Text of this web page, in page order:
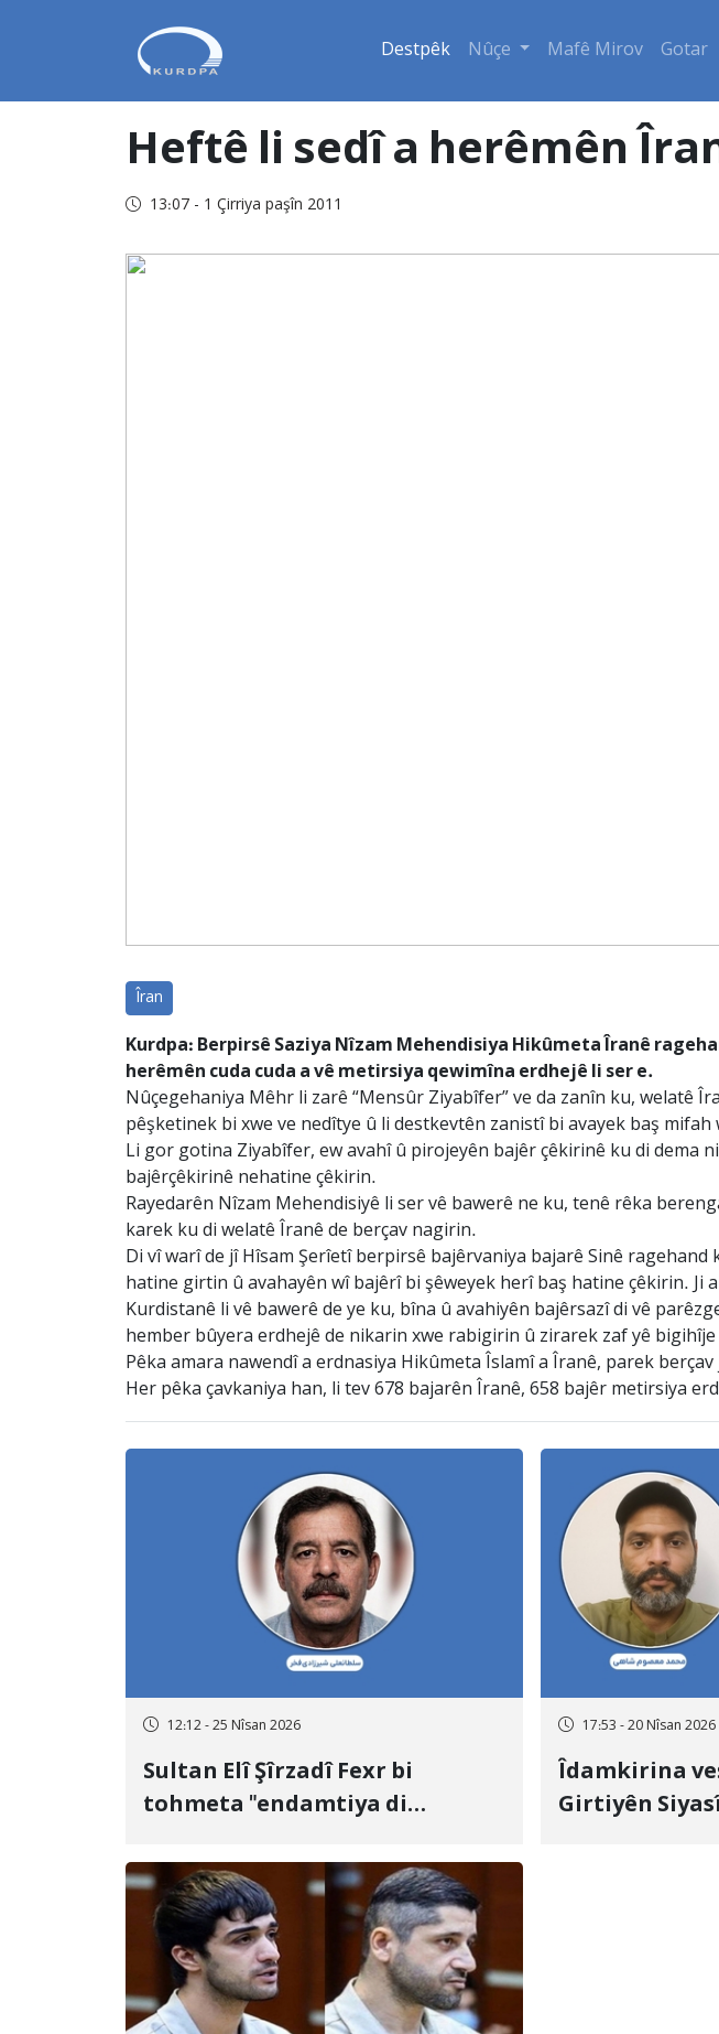
Destpêk Nûçe Mafê Mirov Gotar
Heftê li sedî a herêmên
13:07 - 1 Çirriya paşîn 2011
Îran
Kurdpa: Berpirsê Saziya Nîzam Mehendisiya Hikûmeta Îranê
herêmên cuda cuda a vê metirsiya qewimîna erdhejê li ser e.
Nûçegehaniya Mêhr li zarê “Mensûr Ziyabîfer” ve da zanîn ku, welatê
pêşketinek bi xwe ve nedîtye û li destkevtên zanistî bi avayek baş
Li gor gotina Ziyabîfer, ew avahî û pirojeyên bajêr çêkirinê ku di dema
bajêrçêkirinê nehatine çêkirin.
Rayedarên Nîzam Mehendisiyê li ser vê bawerê ne ku, tenê rêka
karek ku di welatê Îranê de berçav nagirin.
Di vî warî de jî Hîsam Şerîetî berpirsê bajêrvaniya bajarê Sinê
hatine girtin û avahayên wî bajêrî bi şêweyek herî baş hatine çêkirin. Ji
Kurdistanê li vê bawerê de ye ku, bîna û avahiyên bajêrsazî di vê
hember bûyera erdhejê de nikarin xwe rabigirin û zirarek zaf yê bigihîje
Pêka amara nawendî a erdnasiya Hikûmeta Îslamî a Îranê, parek
Her pêka çavkaniya han, li tev 678 bajarên Îranê, 658 bajêr metirsiya
12:12 - 25 Nîsan 2026
Sultan Elî Şîrzadî Fexr bi
tohmeta "endamtiya di
"hevkariya bi Îsraîlê re" hat
îdamkirin.
17:53 - 20 Nîsan 2026
Îdamkirina
Girtiyên